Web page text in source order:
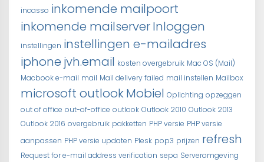
incasso inkomende mailpoort
inkomende mailserverInloggen
instellingen instellingen e-mailadres
iphone jvh.email kosten overgebruik Mac OS (Mail)
Macbook e-mail mail Mail delivery failed mail instellen Mailbox
microsoft outlookMobiel Oplichting opzeggen
out of office out-of-office outlook Outlook 2010 Outlook 2013
Outlook 2016 overgebruik pakketten PHP versie PHP versie
aanpassen PHP versie updaten Plesk pop3 prijzen refresh
Request for e-mail address verification sepa Serveromgeving